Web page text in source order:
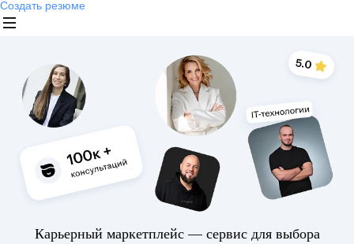
Создать резюме
Карьерный маркетплейс — сервис для выбора